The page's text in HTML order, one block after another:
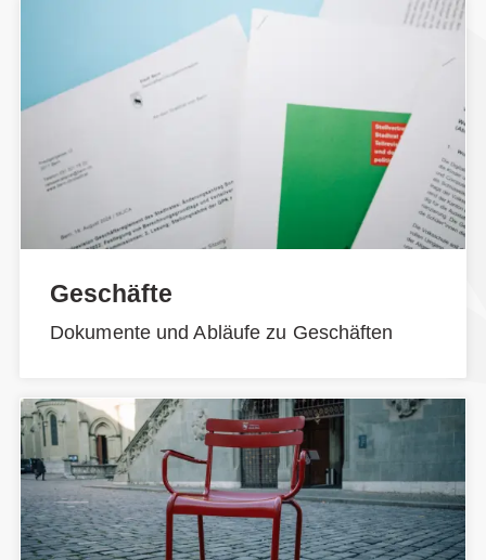
Geschäfte
Dokumente und Abläufe zu Geschäften